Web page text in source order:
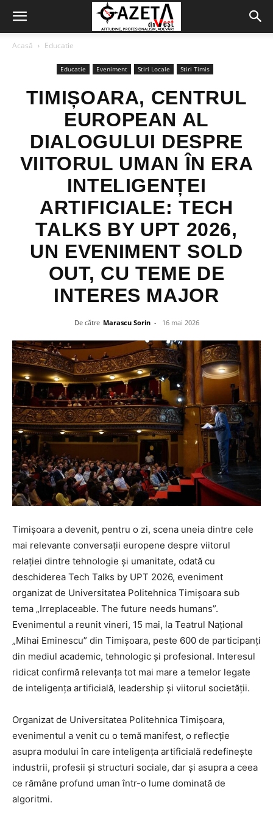
Acasă Educatie
Educatie Eveniment Stiri Locale Stiri Timis
TIMIȘOARA, CENTRUL
EUROPEAN AL
DIALOGULUI DESPRE
VIITORUL UMAN ÎN ERA
INTELIGENȚEI
ARTIFICIALE: TECH
TALKS BY UPT 2026,
UN EVENIMENT SOLD
OUT, CU TEME DE
INTERES MAJOR
De către Marascu Sorin - 16 mai 2026
Timișoara a devenit, pentru o zi, scena uneia dintre cele
mai relevante conversații europene despre viitorul
relației dintre tehnologie și umanitate, odată cu
deschiderea Tech Talks by UPT 2026, eveniment
organizat de Universitatea Politehnica Timișoara sub
tema „Irreplaceable. The future needs humans”.
Evenimentul a reunit vineri, 15 mai, la Teatrul Național
„Mihai Eminescu” din Timișoara, peste 600 de participanți
din mediul academic, tehnologic și profesional. Interesul
ridicat confirmă relevanța tot mai mare a temelor legate
de inteligența artificială, leadership și viitorul societății.
Organizat de Universitatea Politehnica Timișoara,
evenimentul a venit cu o temă manifest, o reflecție
asupra modului în care inteligența artificială redefinește
industrii, profesii și structuri sociale, dar și asupra a ceea
ce rămâne profund uman într-o lume dominată de
algoritmi.